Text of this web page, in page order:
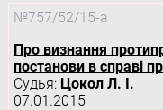
№757/52/15-а
Про визнання
постанови в справі
Судья: Цокол Л. І.
07.01.2015